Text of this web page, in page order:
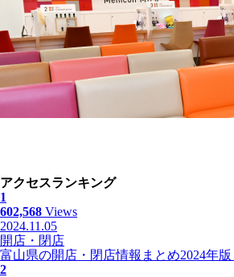
アクセスランキング
1
602,568 Views
2024.11.05
開店・閉店
富山県の開店・閉店情報まとめ2024年版
2